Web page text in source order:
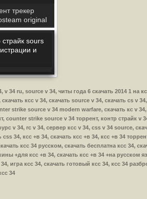
трекер
original
страйк sours
и
v 34 ru, source v 34, читы года 6 скачать 2014 1 на
ксс v 34, скачать source v 34, скачать cs v
strike source v 34 modern warfare, скачать кс v
counter strike source v 34 торрент, контр страйк v
v 34, rc v 34, сервер ксс v 34, css v 34 source,
34, ксс +в 34, скачать ксс +в 34, ксс +в 34
ксс 34 русском, скачать бесплатна ксс 34,
+для ксс +в 34, скачать ксс +в 34 +на русском
игра ксс 34, скачать готовый ксс 34, ксс 34
34